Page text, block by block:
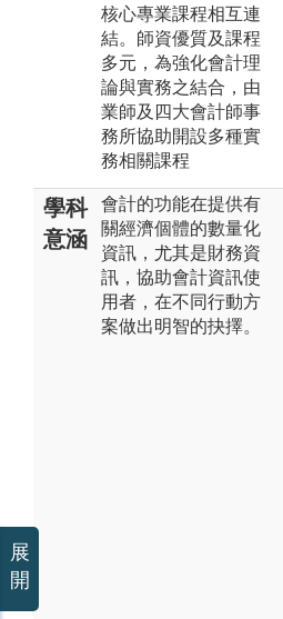
核心專業課程相互連
結。師資優質及課程
多元，為強化會計理
論與實務之結合，由
業師及四大會計師事
務所協助開設多種實
務相關課程
學科
意涵
會計的功能在提供有
關經濟個體的數量化
資訊，尤其是財務資
訊，協助會計資訊使
用者，在不同行動方
案做出明智的抉擇。
展
開